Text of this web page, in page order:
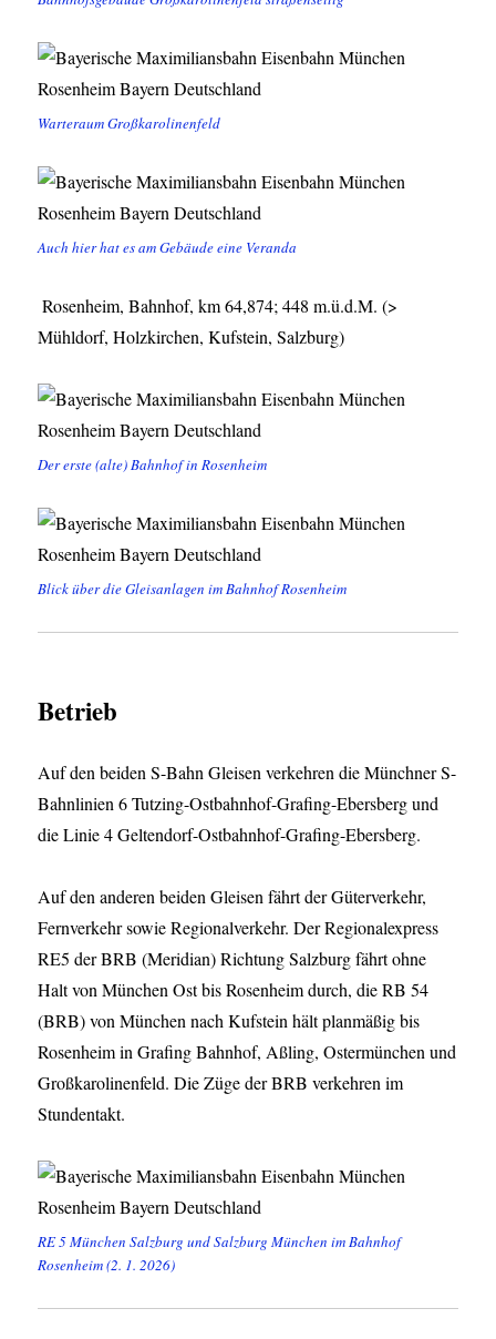
Warteraum Großkarolinenfeld
Auch hier hat es am Gebäude eine Veranda
Rosenheim, Bahnhof, km 64,874; 448 m.ü.d.M. (>
Mühldorf, Holzkirchen, Kufstein, Salzburg)
Der erste (alte) Bahnhof in Rosenheim
Blick über die Gleisanlagen im Bahnhof Rosenheim
Betrieb
Auf den beiden S-Bahn Gleisen verkehren die Münchner S-
Bahnlinien 6 Tutzing-Ostbahnhof-Grafing-Ebersberg und
die Linie 4 Geltendorf-Ostbahnhof-Grafing-Ebersberg.
Auf den anderen beiden Gleisen fährt der Güterverkehr,
Fernverkehr sowie Regionalverkehr. Der Regionalexpress
RE5 der BRB (Meridian) Richtung Salzburg fährt ohne
Halt von München Ost bis Rosenheim durch, die RB 54
(BRB) von München nach Kufstein hält planmäßig bis
Rosenheim in Grafing Bahnhof, Aßling, Ostermünchen und
Großkarolinenfeld. Die Züge der BRB verkehren im
Stundentakt.
RE 5 München Salzburg und Salzburg München im Bahnhof
Rosenheim (2. 1. 2026)